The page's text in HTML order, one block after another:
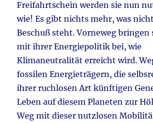
Freifahrtschein werden sie nun
wie! Es gibt nichts mehr, was
Beschuß steht. Vorneweg bringen
mit ihrer Energiepolitik bei, wie
Klimaneutralität erreicht wird.
fossilen Energieträgern, die
ihrer ruchlosen Art künftigen
Leben auf diesem Planeten zur
Weg mit dieser nutzlosen